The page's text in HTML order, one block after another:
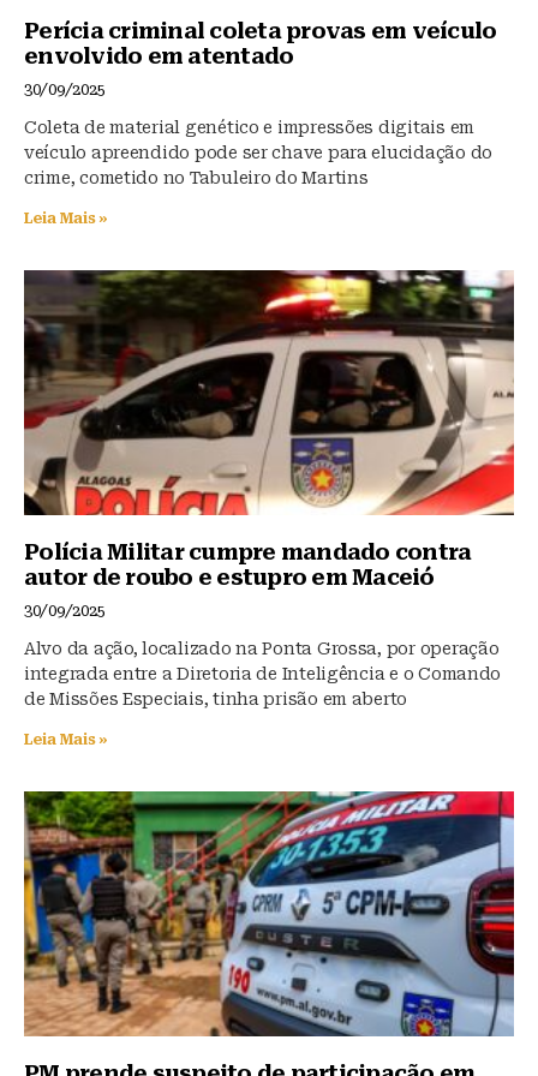
Perícia criminal coleta provas em veículo
envolvido em atentado
30/09/2025
Coleta de material genético e impressões digitais em
veículo apreendido pode ser chave para elucidação do
crime, cometido no Tabuleiro do Martins
Leia Mais »
Polícia Militar cumpre mandado contra
autor de roubo e estupro em Maceió
30/09/2025
Alvo da ação, localizado na Ponta Grossa, por operação
integrada entre a Diretoria de Inteligência e o Comando
de Missões Especiais, tinha prisão em aberto
Leia Mais »